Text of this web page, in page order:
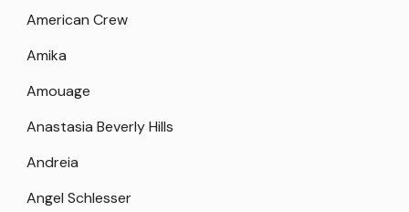
American Crew
Amika
Amouage
Anastasia Beverly Hills
Andreia
Angel Schlesser